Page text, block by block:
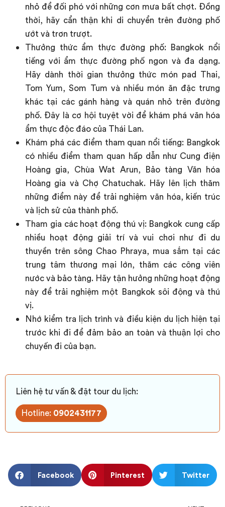
nhỏ để đối phó với những cơn mưa bất chợt. Đồng
thời, hãy cẩn thận khi di chuyển trên đường phố
ướt và trơn trượt.
Thưởng thức ẩm thực đường phố: Bangkok nổi
tiếng với ẩm thực đường phố ngon và đa dạng.
Hãy dành thời gian thưởng thức món pad Thai,
Tom Yum, Som Tum và nhiều món ăn đặc trưng
khác tại các gánh hàng và quán nhỏ trên đường
phố. Đây là cơ hội tuyệt vời để khám phá văn hóa
ẩm thực độc đáo của Thái Lan.
Khám phá các điểm tham quan nổi tiếng: Bangkok
có nhiều điểm tham quan hấp dẫn như Cung điện
Hoàng gia, Chùa Wat Arun, Bảo tàng Văn hóa
Hoàng gia và Chợ Chatuchak. Hãy lên lịch thăm
những điểm này để trải nghiệm văn hóa, kiến ​​trúc
và lịch sử của thành phố.
Tham gia các hoạt động thú vị: Bangkok cung cấp
nhiều hoạt động giải trí và vui chơi như đi du
thuyền trên sông Chao Phraya, mua sắm tại các
trung tâm thương mại lớn, thăm các công viên
nước và bảo tàng. Hãy tận hưởng những hoạt động
này để trải nghiệm một Bangkok sôi động và thú
vị.
Nhớ kiểm tra lịch trình và điều kiện du lịch hiện tại
trước khi đi để đảm bảo an toàn và thuận lợi cho
chuyến đi của bạn.
Liên hệ tư vấn & đặt tour du lịch:
Hotline: 0902431177
Facebook Pinterest Twitter